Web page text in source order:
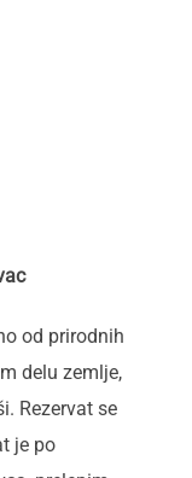
od prirodnih
delu zemlje,
Rezervat se
je po